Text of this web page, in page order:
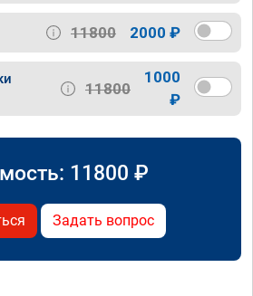
11800 2000 ₽
11800
1000
₽
11800 ₽
Задать вопрос